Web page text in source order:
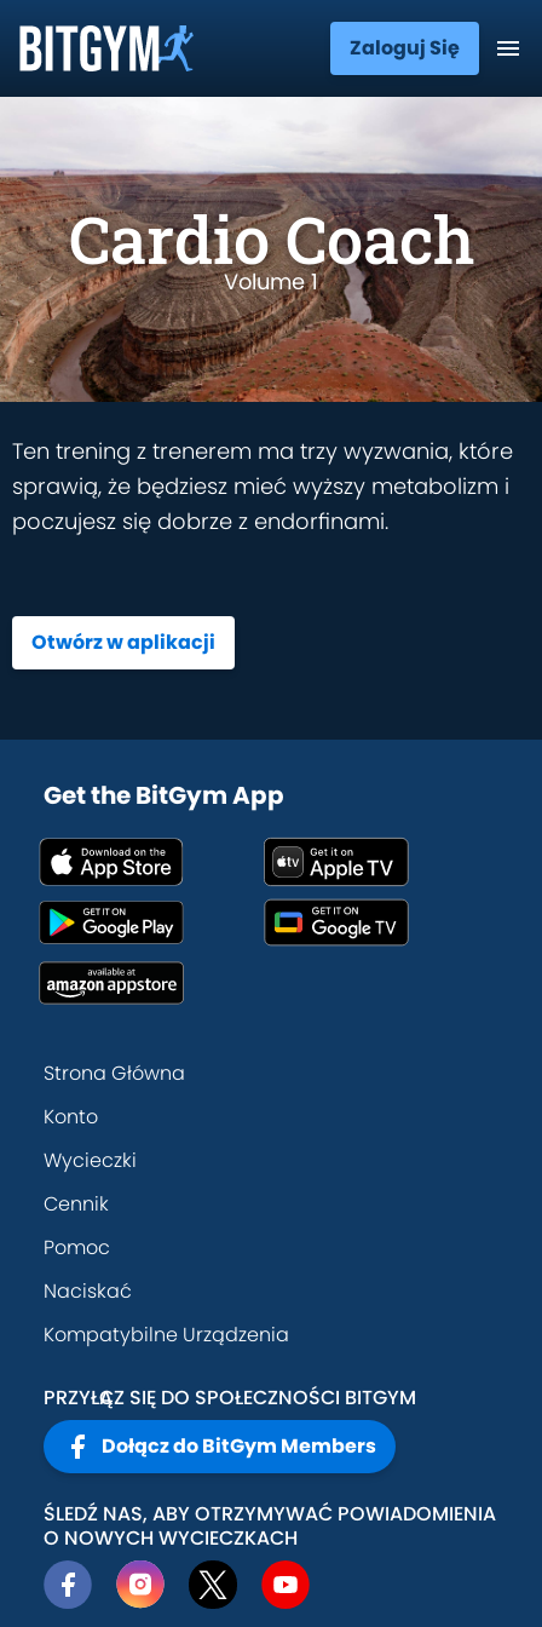
Zaloguj Się
Cardio Coach
Volume 1
Ten trening z trenerem ma trzy wyzwania, które
sprawią, że będziesz mieć wyższy metabolizm i
poczujesz się dobrze z endorfinami.
Otwórz w aplikacji
Get the BitGym App
Strona Główna
Konto
Wycieczki
Cennik
Pomoc
Naciskać
Kompatybilne Urządzenia
PRZYŁĄCZ SIĘ DO SPOŁECZNOŚCI BITGYM
Dołącz do BitGym Members
ŚLEDŹ NAS, ABY OTRZYMYWAĆ POWIADOMIENIA
O NOWYCH WYCIECZKACH